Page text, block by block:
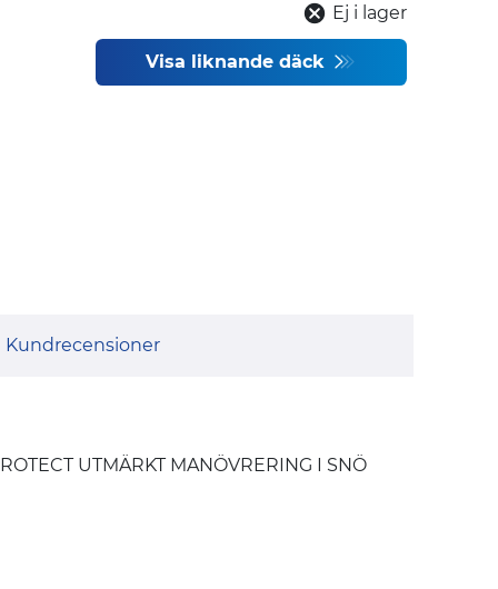
Ej i lager
Visa liknande däck
Kundrecensioner
UTMÄRKT MANÖVRERING I SNÖ